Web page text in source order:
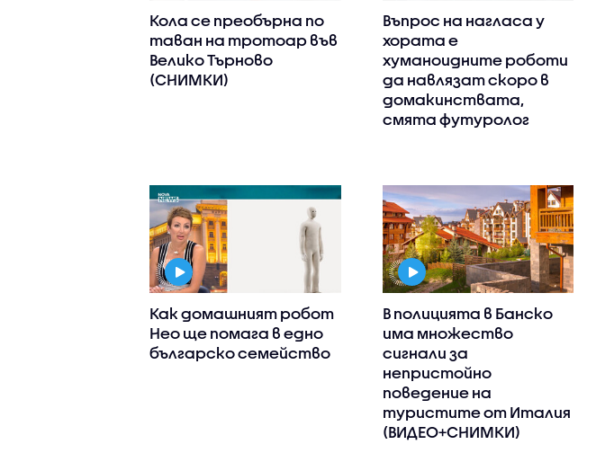
Кола се преобърна по
таван на тротоар във
Велико Търново
(СНИМКИ)
Въпрос на нагласа у
хората е
хуманоидните роботи
да навлязат скоро в
домакинствата,
смята футуролог
Как домашният робот
Нео ще помага в едно
българско семейство
В полицията в Банско
има множество
сигнали за
непристойно
поведение на
туристите от Италия
(ВИДЕО+СНИМКИ)